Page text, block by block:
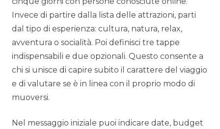
Invece di partire dalla lista delle attrazioni, parti
dal tipo di esperienza: cultura, natura, relax,
avventura o socialità. Poi definisci tre tappe
indispensabili e due opzionali. Questo consente a
chi si unisce di capire subito il carattere del viaggio
e di valutare se è in linea con il proprio modo di
muoversi.
Nel messaggio iniziale puoi indicare date, budget